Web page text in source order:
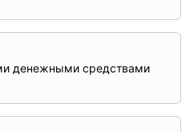
денежными средствами